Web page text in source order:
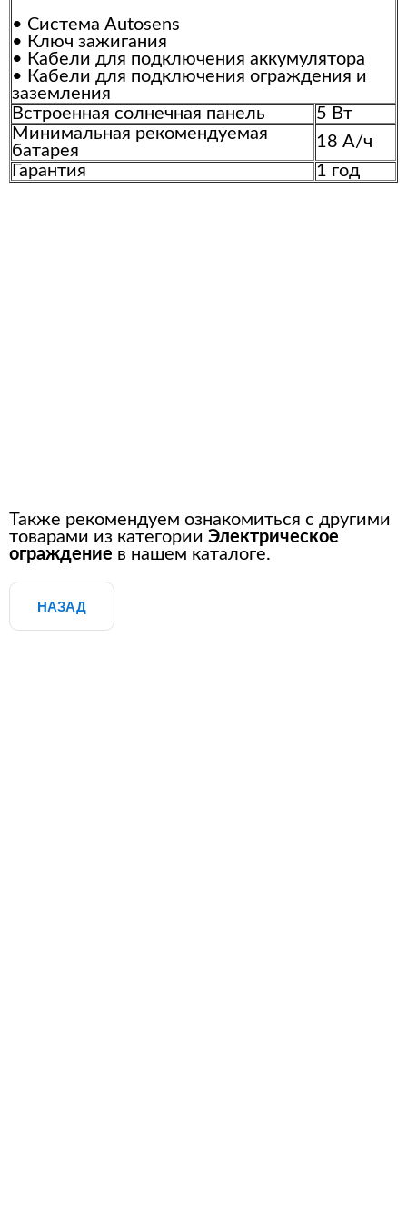
• Система Autosens
• Ключ зажигания
• Кабели для подключения аккумулятора
• Кабели для подключения ограждения и
заземления
Встроенная солнечная панель
5 Вт
Минимальная рекомендуемая
батарея
18 А/ч
Гарантия
1 год
Также рекомендуем ознакомиться с другими
товарами из категории Электрическое
ограждение в нашем каталоге.
НАЗАД